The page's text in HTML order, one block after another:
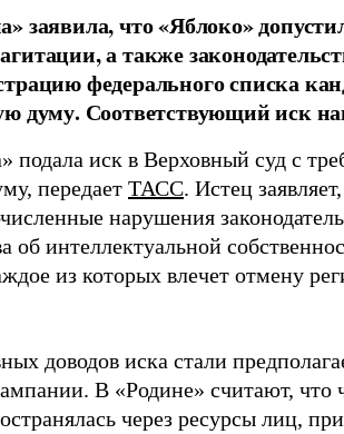
заявила, что «Яблоко»
а также
федерального списка
думу. Соответствующий иск
подала иск в Верховный суд с
передает ТАСС. Истец
нарушения
об интеллектуальной
из которых влечет отмену
доводов иска стали
В «Родине» считают, что
через ресурсы лиц,